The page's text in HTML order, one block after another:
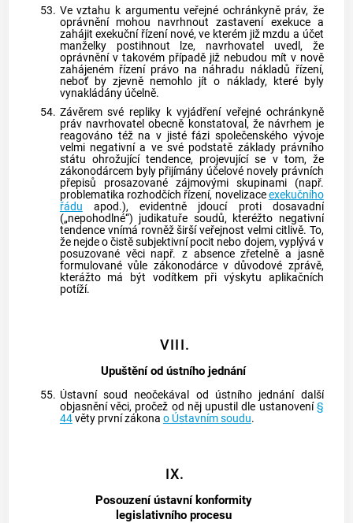
53. Ve vztahu k argumentu veřejné ochránkyně práv, že
oprávnění mohou navrhnout zastavení exekucea
zahájit exekuční řízení nové, ve kterém již mzdu a účet
manželky postihnout lze, navrhovatel uvedl, že
oprávnění v takovém případě již nebudou mít v nově
zahájeném řízení právo na náhradu nákladů řízení,
neboť by zjevně nemohlo jít o náklady, které byly
vynakládány účelně.
54. Závěrem své repliky k vyjádření veřejné ochránkyně
práv navrhovatel obecně konstatoval, že návrhem je
reagováno též na v jisté fázi společenského vývoje
velmi negativní a ve své podstatě základy právního
státu ohrožující tendence, projevující se v tom, že
zákonodárcem byly přijímány účelové novely právních
přepisů prosazované zájmovými skupinami (např.
problematika rozhodčích řízení, novelizaceexekučního
řádu apod.), evidentně jdoucí proti dosavadní
(„nepohodlné“) judikatuře soudů, kteréžto negativní
tendence vnímá rovněž širší veřejnost velmi citlivě. To,
že nejde o čistě subjektivní pocit nebo dojem, vyplývá v
posuzované věci např. z absence zřetelně a jasně
formulované vůle zákonodárce v důvodové zprávě,
kterážto má být vodítkem při výskytu aplikačních
potíží.
VIII.
Upuštění od ústního jednání
55. Ústavní soud
neočekával od ústního jednání další
objasnění věci, pročež od něj upustil dle ustanovení§
44věty první zákona o Ústavním soudu.
IX.
Posouzení ústavní konformity
legislativního procesu